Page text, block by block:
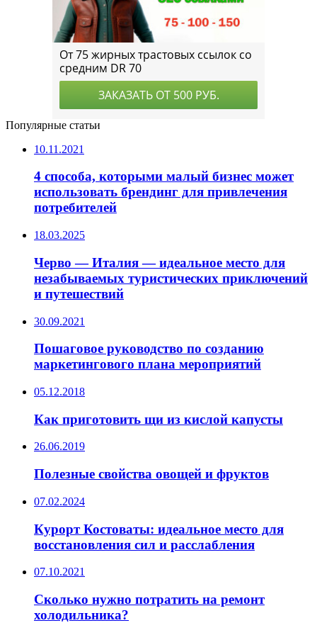
Популярные статьи
10.11.2021
4 способа, которыми малый бизнес может
использовать брендинг для привлечения
потребителей
18.03.2025
Черво — Италия — идеальное место для
незабываемых туристических приключений
и путешествий
30.09.2021
Пошаговое руководство по созданию
маркетингового плана мероприятий
05.12.2018
Как приготовить щи из кислой капусты
26.06.2019
Полезные свойства овощей и фруктов
07.02.2024
Курорт Костоваты: идеальное место для
восстановления сил и расслабления
07.10.2021
Сколько нужно потратить на ремонт
холодильника?